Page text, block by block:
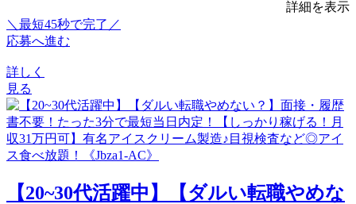
詳細を表示
＼最短45秒で完了／
応募へ進む
詳しく
見る
【20~30代活躍中】【ダルい転職やめな